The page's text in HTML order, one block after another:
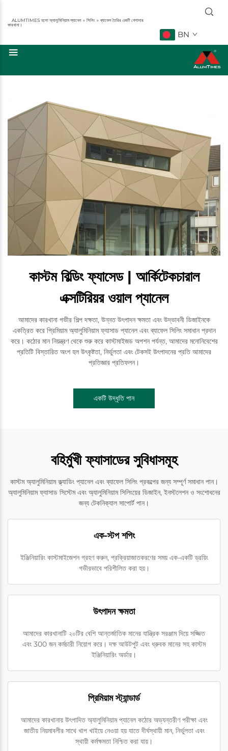
ALUMTIMES হলো অ্যালুমিনিয়াম প্যানেল ※ সিলিং ※ ব্যাফেল তৈরির একটি পেশাদার
কারখানা।
BN
কাস্টম বিল্ডিং ফ্যাসেড | আর্কিটেকচারাল
এক্সটিরিয়র ওয়াল প্যানেল
আমাদের কারখানা গভীর শিল্প দক্ষতা, উন্নত উৎপাদন ক্ষমতা এবং উদ্ভাবনী ডিজাইনকে
একত্রিত করে প্রিমিয়াম অ্যালুমিনিয়াম ফ্যাসাড প্যানেল এবং ব্যাফেল সিলিং সমাধান প্রদান
করে। কঠোর মান নিয়ন্ত্রণ থেকে শুরু করে কাস্টমাইজড অপশন পর্যন্ত, আমাদের মনোনিবেশের
প্রতিটি বিস্তারিত অংশ হল উৎকৃষ্টতা, নির্ভুলতা এবং টেকসই উৎপাদনের প্রতি আমাদের
প্রতিজ্ঞার প্রতিফলন।
একটি উদ্ধৃতি পান
বহির্মুখী ফ্যাসাডের সুবিধাসমূহ
কাস্টম অ্যালুমিনিয়াম ক্ল্যাডিং প্যানেল এবং ব্যাফেল সিলিং প্রকল্পের জন্য সম্পূর্ণ সমাধান পান।
অ্যালুমিনিয়াম ফ্যাসাড সিস্টেম এবং অ্যালুমিনিয়াম সিলিংয়ের ডিজাইন, ইনস্টলেশন ও সংশোধনের
জন্য টেকনিক্যাল সাপোর্ট পান।
এক-স্টপ শপিং
ইঞ্জিনিয়ারিং কাস্টমাইজেশন গ্রহণ করুন, প্রক্রিয়াজাতকরণের সময় এক-একটি ড্রয়িং
গভীরভাবে পরিশীলিত করা হয়।
উৎপাদন ক্ষমতা
আমাদের কারখানাটি ২০টির বেশি আন্তর্জাতিক মানের যান্ত্রিক সরঞ্জাম দিয়ে সজ্জিত
এবং 300 জন কর্মচারী নিয়োগ করে। দক্ষ আউটপুট এবং ধ্রুবক মানের সহ কাস্টম
ইঞ্জিনিয়ারিং অর্ডার।
প্রিমিয়াম স্ট্যান্ডার্ড
আমাদের কারখানায় উৎপাদিত অ্যালুমিনিয়াম প্যানেল কঠোর অভ্যন্তরীণ পরীক্ষা এবং
জাতীয় নিয়মাবলীর সাথে খাপ খাইয়ে নেওয়া হয় যাতে দীর্ঘস্থায়ী মান, নির্ভুলতা এবং
স্থায়ী কর্মক্ষমতা নিশ্চিত করা যায়।